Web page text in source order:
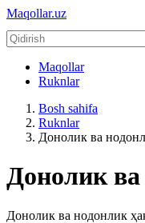
Maqollar.uz
Maqollar
Ruknlar
Bosh sahifa
Ruknlar
Донолик ва
Донолик
Донолик ва нодонлик